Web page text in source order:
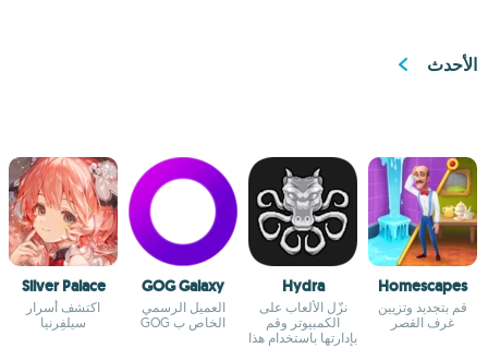
الأحدث
Homescapes
قم بتجديد وتزيين
غرف القصر
Hydra
نزّل الألعاب على
الكمبيوتر وقم
بإدارتها باستخدام هذا
GOG Galaxy
العميل الرسمي
الخاص ب GOG
Silver Palace
اكتشف أسرار
سيلفِرنيا